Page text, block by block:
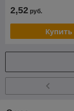
2,52 руб.
Купить